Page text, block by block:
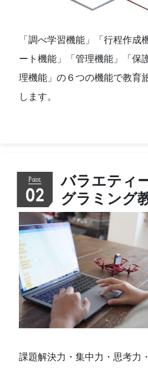
「調べ学習機能」「行程作成
ート機能」「管理機能」「保
理機能」の６つの機能で教育
します。
02
バラエティ
グラミング
課題解決力・集中力・思考力